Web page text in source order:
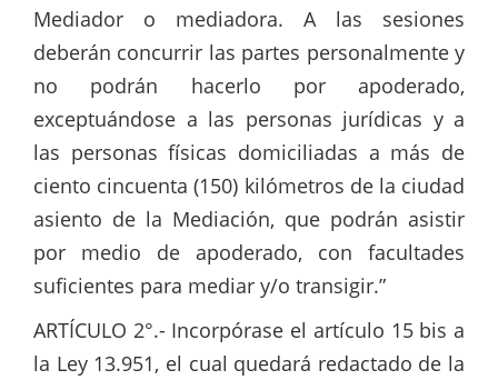
Mediador o mediadora. A las sesiones
deberán concurrir las partes personalmente y
no podrán hacerlo por apoderado,
exceptuándose a las personas jurídicas y a
las personas físicas domiciliadas a más de
ciento cincuenta (150) kilómetros de la ciudad
asiento de la Mediación, que podrán asistir
por medio de apoderado, con facultades
suficientes para mediar y/o transigir.”
ARTÍCULO 2°.- Incorpórase el artículo 15 bis a
la Ley 13.951, el cual quedará redactado de la